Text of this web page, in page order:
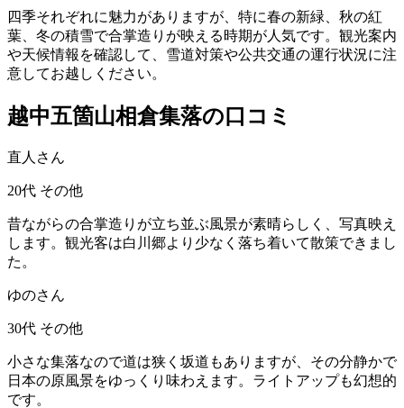
四季それぞれに魅力がありますが、特に春の新緑、秋の紅
葉、冬の積雪で合掌造りが映える時期が人気です。観光案内
や天候情報を確認して、雪道対策や公共交通の運行状況に注
意してお越しください。
越中五箇山相倉集落の口コミ
直人さん
20代 その他
昔ながらの合掌造りが立ち並ぶ風景が素晴らしく、写真映え
します。観光客は白川郷より少なく落ち着いて散策できまし
た。
ゆのさん
30代 その他
小さな集落なので道は狭く坂道もありますが、その分静かで
日本の原風景をゆっくり味わえます。ライトアップも幻想的
です。